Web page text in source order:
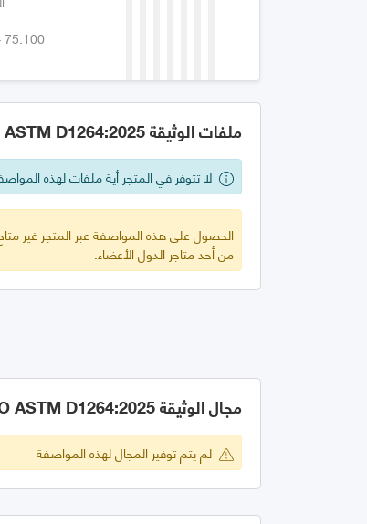
75.100
ملفات الوثيقة GSO ASTM D1264:2025
لا تتوفر في المتجر أية ملفات لهذه
الحصول على هذه المواصفة عبر المتجر غير
من أحد متاجر الدول الأعضاء.
مجال الوثيقة GSO ASTM D1264:2025
لم يتم توفير المجال لهذه المواصفة